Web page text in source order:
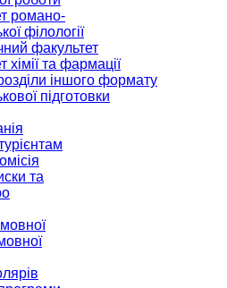
романо-
філології
факультет
хімії та фармації
іншого формату
підготовки
та